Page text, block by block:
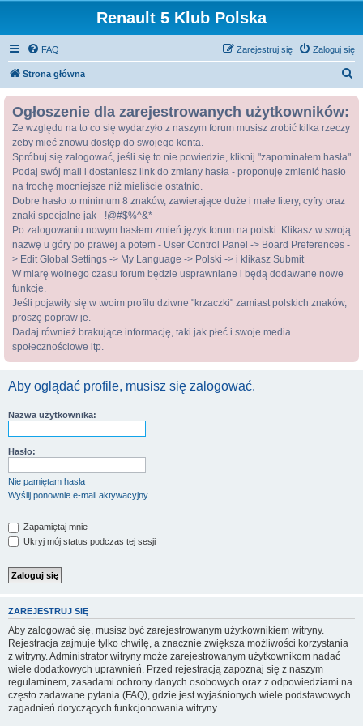
Renault 5 Klub Polska
FAQ Zaloguj się
Zarejestruj się
Strona główna
Ogłoszenie dla zarejestrowanych użytkowników:
Ze względu na to co się wydarzyło z naszym forum musisz zrobić kilka rzeczy
żeby mieć znowu dostęp do swojego konta.
Spróbuj się zalogować, jeśli się to nie powiedzie, kliknij "zapominałem hasła"
Podaj swój mail i dostaniesz link do zmiany hasła - proponuję zmienić hasło
na trochę mocniejsze niż mieliście ostatnio.
Dobre hasło to minimum 8 znaków, zawierające duże i małe litery, cyfry oraz
znaki specjalne jak - !@#$%^&*
Po zalogowaniu nowym hasłem zmień język forum na polski. Klikasz w swoją
nazwę u góry po prawej a potem - User Control Panel -> Board Preferences -
> Edit Global Settings -> My Language -> Polski -> i klikasz Submit
W miarę wolnego czasu forum będzie usprawniane i będą dodawane nowe
funkcje.
Jeśli pojawiły się w twoim profilu dziwne "krzaczki" zamiast polskich znaków,
proszę popraw je.
Dadaj również brakujące informację, taki jak płeć i swoje media
społecznościowe itp.
Aby oglądać profile, musisz się zalogować.
Nazwa użytkownika:
Hasło:
Nie pamiętam hasła
Wyślij ponownie e-mail aktywacyjny
Zapamiętaj mnie
Ukryj mój status podczas tej sesji
ZAREJESTRUJ SIĘ
Aby zalogować się, musisz być zarejestrowanym użytkownikiem witryny.
Rejestracja zajmuje tylko chwilę, a znacznie zwiększa możliwości korzystania
z witryny. Administrator witryny może zarejestrowanym użytkownikom nadać
wiele dodatkowych uprawnień. Przed rejestracją zapoznaj się z naszym
regulaminem, zasadami ochrony danych osobowych oraz z odpowiedziami na
często zadawane pytania (FAQ), gdzie jest wyjaśnionych wiele podstawowych
zagadnień dotyczących funkcjonowania witryny.